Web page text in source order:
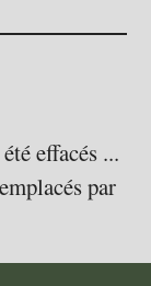
effacés ...
par